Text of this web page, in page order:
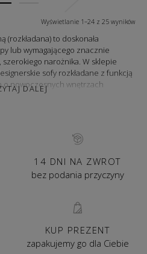
Wyświetlanie 1–24 z 25 wyników
(rozkładana) to doskonała
lub wymagającego znacznie
narożnika. W sklepie
sofy rozkładane z funkcją
o nowoczesnych wnętrzach
oryginalnością wyglądu,
TO DOBRY POMYSŁ?
się w niedużych
w lokalach z zaledwie jedną
sypialną, która można
na przykład wtedy, gdy
DALEJ
14 DNI NA ZWROT
bez podania przyczyny
KUP PREZENT
zapakujemy go dla Ciebie